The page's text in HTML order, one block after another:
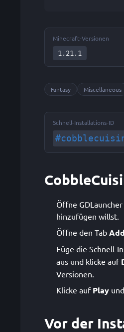
Minecraft-Versionen
1.21.1
Fantasy Miscellaneous
Schnell-Installations-ID
Öffne
hinzufügen willst.
Öffne den Tab
Füge die Schnell-
aus und klicke auf
Versionen.
Klicke auf Play
Vor der